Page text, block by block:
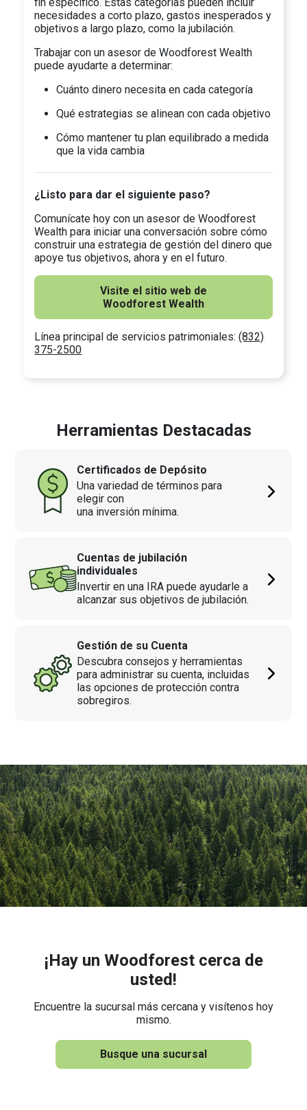
necesidades a corto plazo, gastos inesperados y
objetivos a largo plazo, como la jubilación.
Trabajar con un asesor de Woodforest Wealth
puede ayudarte a determinar:
Cuánto dinero necesita en cada categoría
Qué estrategias se alinean con cada objetivo
Cómo mantener tu plan equilibrado a medida
que la vida cambia
¿Listo para dar el siguiente paso?
Comunícate hoy con un asesor de Woodforest
Wealth para iniciar una conversación sobre cómo
construir una estrategia de gestión del dinero que
apoye tus objetivos, ahora y en el futuro.
Visite el sitio web de
Woodforest Wealth
Línea principal de servicios patrimoniales:(832)
375-2500
Herramientas Destacadas
Certificados de Depósito
Una variedad de términos para
elegir con
una inversión mínima.
Cuentas de jubilación
individuales
Invertir en una IRA puede ayudarle a
alcanzar sus objetivos de jubilación.
Gestión de su Cuenta
Descubra consejos y herramientas
para administrar su cuenta, incluidas
las opciones de protección contra
sobregiros.
¡Hay un Woodforest cerca de
usted!
Encuentre la sucursal más cercana y visítenos hoy
mismo.
Busque una sucursal